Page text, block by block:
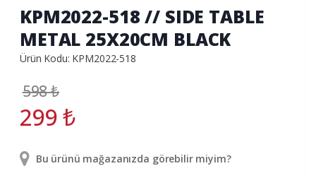
KPM2022-518 // SIDE TABLE
METAL 25X20CM BLACK
Ürün Kodu: KPM2022-518
598₺
299₺
Bu ürünü mağazanızda görebilir miyim?